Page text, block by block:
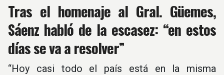
Tras el homenaje al Gral. Güemes,
Sáenz habló de la escasez: “en estos
días se va a resolver”
“Hoy casi todo el país está en la misma